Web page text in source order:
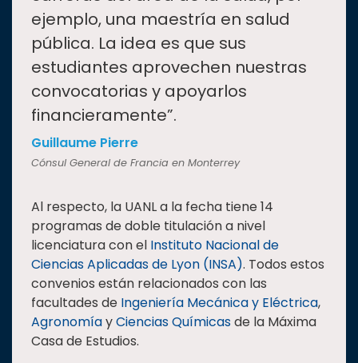
ejemplo, una maestría en salud
pública. La idea es que sus
estudiantes aprovechen nuestras
convocatorias y apoyarlos
financieramente”.
Guillaume Pierre
Cónsul General de Francia en Monterrey
Al respecto, la UANL a la fecha tiene 14
programas de doble titulación a nivel
licenciatura con el Instituto Nacional de
Ciencias Aplicadas de Lyon (INSA). Todos estos
convenios están relacionados con las
facultades de Ingeniería Mecánica y Eléctrica,
AgronomíayCiencias Químicasde la Máxima
Casa de Estudios.